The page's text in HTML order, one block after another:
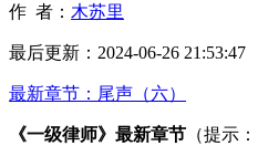
作 者： 木苏里
最后更新：2024-06-26 21:53:47
最新章节：尾声（六）
《一级律师》最新章节 （提示